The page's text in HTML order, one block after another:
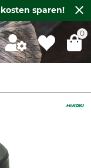
sparen!
0